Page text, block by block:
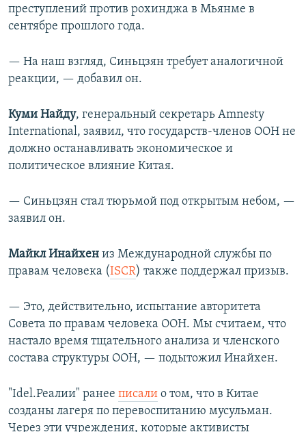
преступлений против рохинджа в Мьянме в
сентябре прошлого года.
— На наш взгляд, Синьцзян требует аналогичной
реакции, — добавил он.
Куми Найду, генеральный секретарь Amnesty
International, заявил, что государств-членов ООН не
должно останавливать экономическое и
политическое влияние Китая.
— Синьцзян стал тюрьмой под открытым небом, —
заявил он.
Майкл Инайхен из Международной службы по
правам человека (ISCR) также поддержал призыв.
— Это, действительно, испытание авторитета
Совета по правам человека ООН. Мы считаем, что
настало время тщательного анализа и членского
состава структуры ООН, — подытожил Инайхен.
"Idel.Реалии" ранее писали о том, что в Китае
созданы лагеря по перевоспитанию мусульман.
Через эти учреждения, которые активисты